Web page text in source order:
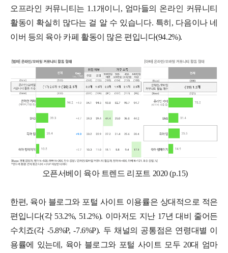
오프라인 커뮤니티는 1.1개이니, 엄마들의 온라인 커뮤니티
활동이 확실히 많다는 걸 알 수 있습니다. 특히, 다음이나 네
이버 등의 육아 카페 활동이 많은 편입니다(94.2%).
오픈서베이 육아 트렌드 리포트 2020 (p.15)
한편, 육아 블로그와 포털 사이트 이용률은 상대적으로 적은
편입니다(각 53.2%, 51.2%). 이마저도 지난 17년 대비 줄어든
수치죠(각 -5.8%P, -7.6%P). 두 채널의 공통점은 연령대별 이
용률에 있는데, 육아 블로그와 포털 사이트 모두 20대 엄마